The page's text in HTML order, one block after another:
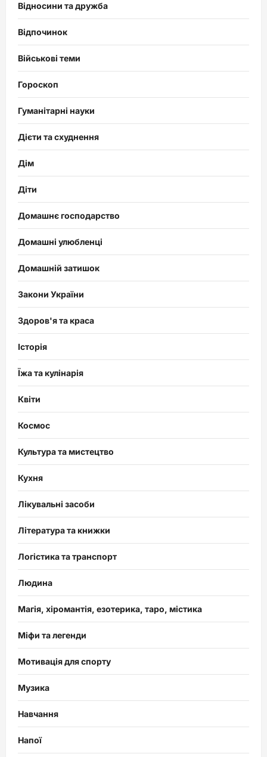
Відносини та дружба
Відпочинок
Військові теми
Гороскоп
Гуманітарні науки
Дієти та схуднення
Дім
Діти
Домашнє господарство
Домашні улюбленці
Домашній затишок
Закони України
Здоров'я та краса
Історія
Їжа та кулінарія
Квіти
Космос
Культура та мистецтво
Кухня
Лікувальні засоби
Література та книжки
Логістика та транспорт
Людина
Магія, хіромантія, езотерика, таро, містика
Міфи та легенди
Мотивація для спорту
Музика
Навчання
Напої